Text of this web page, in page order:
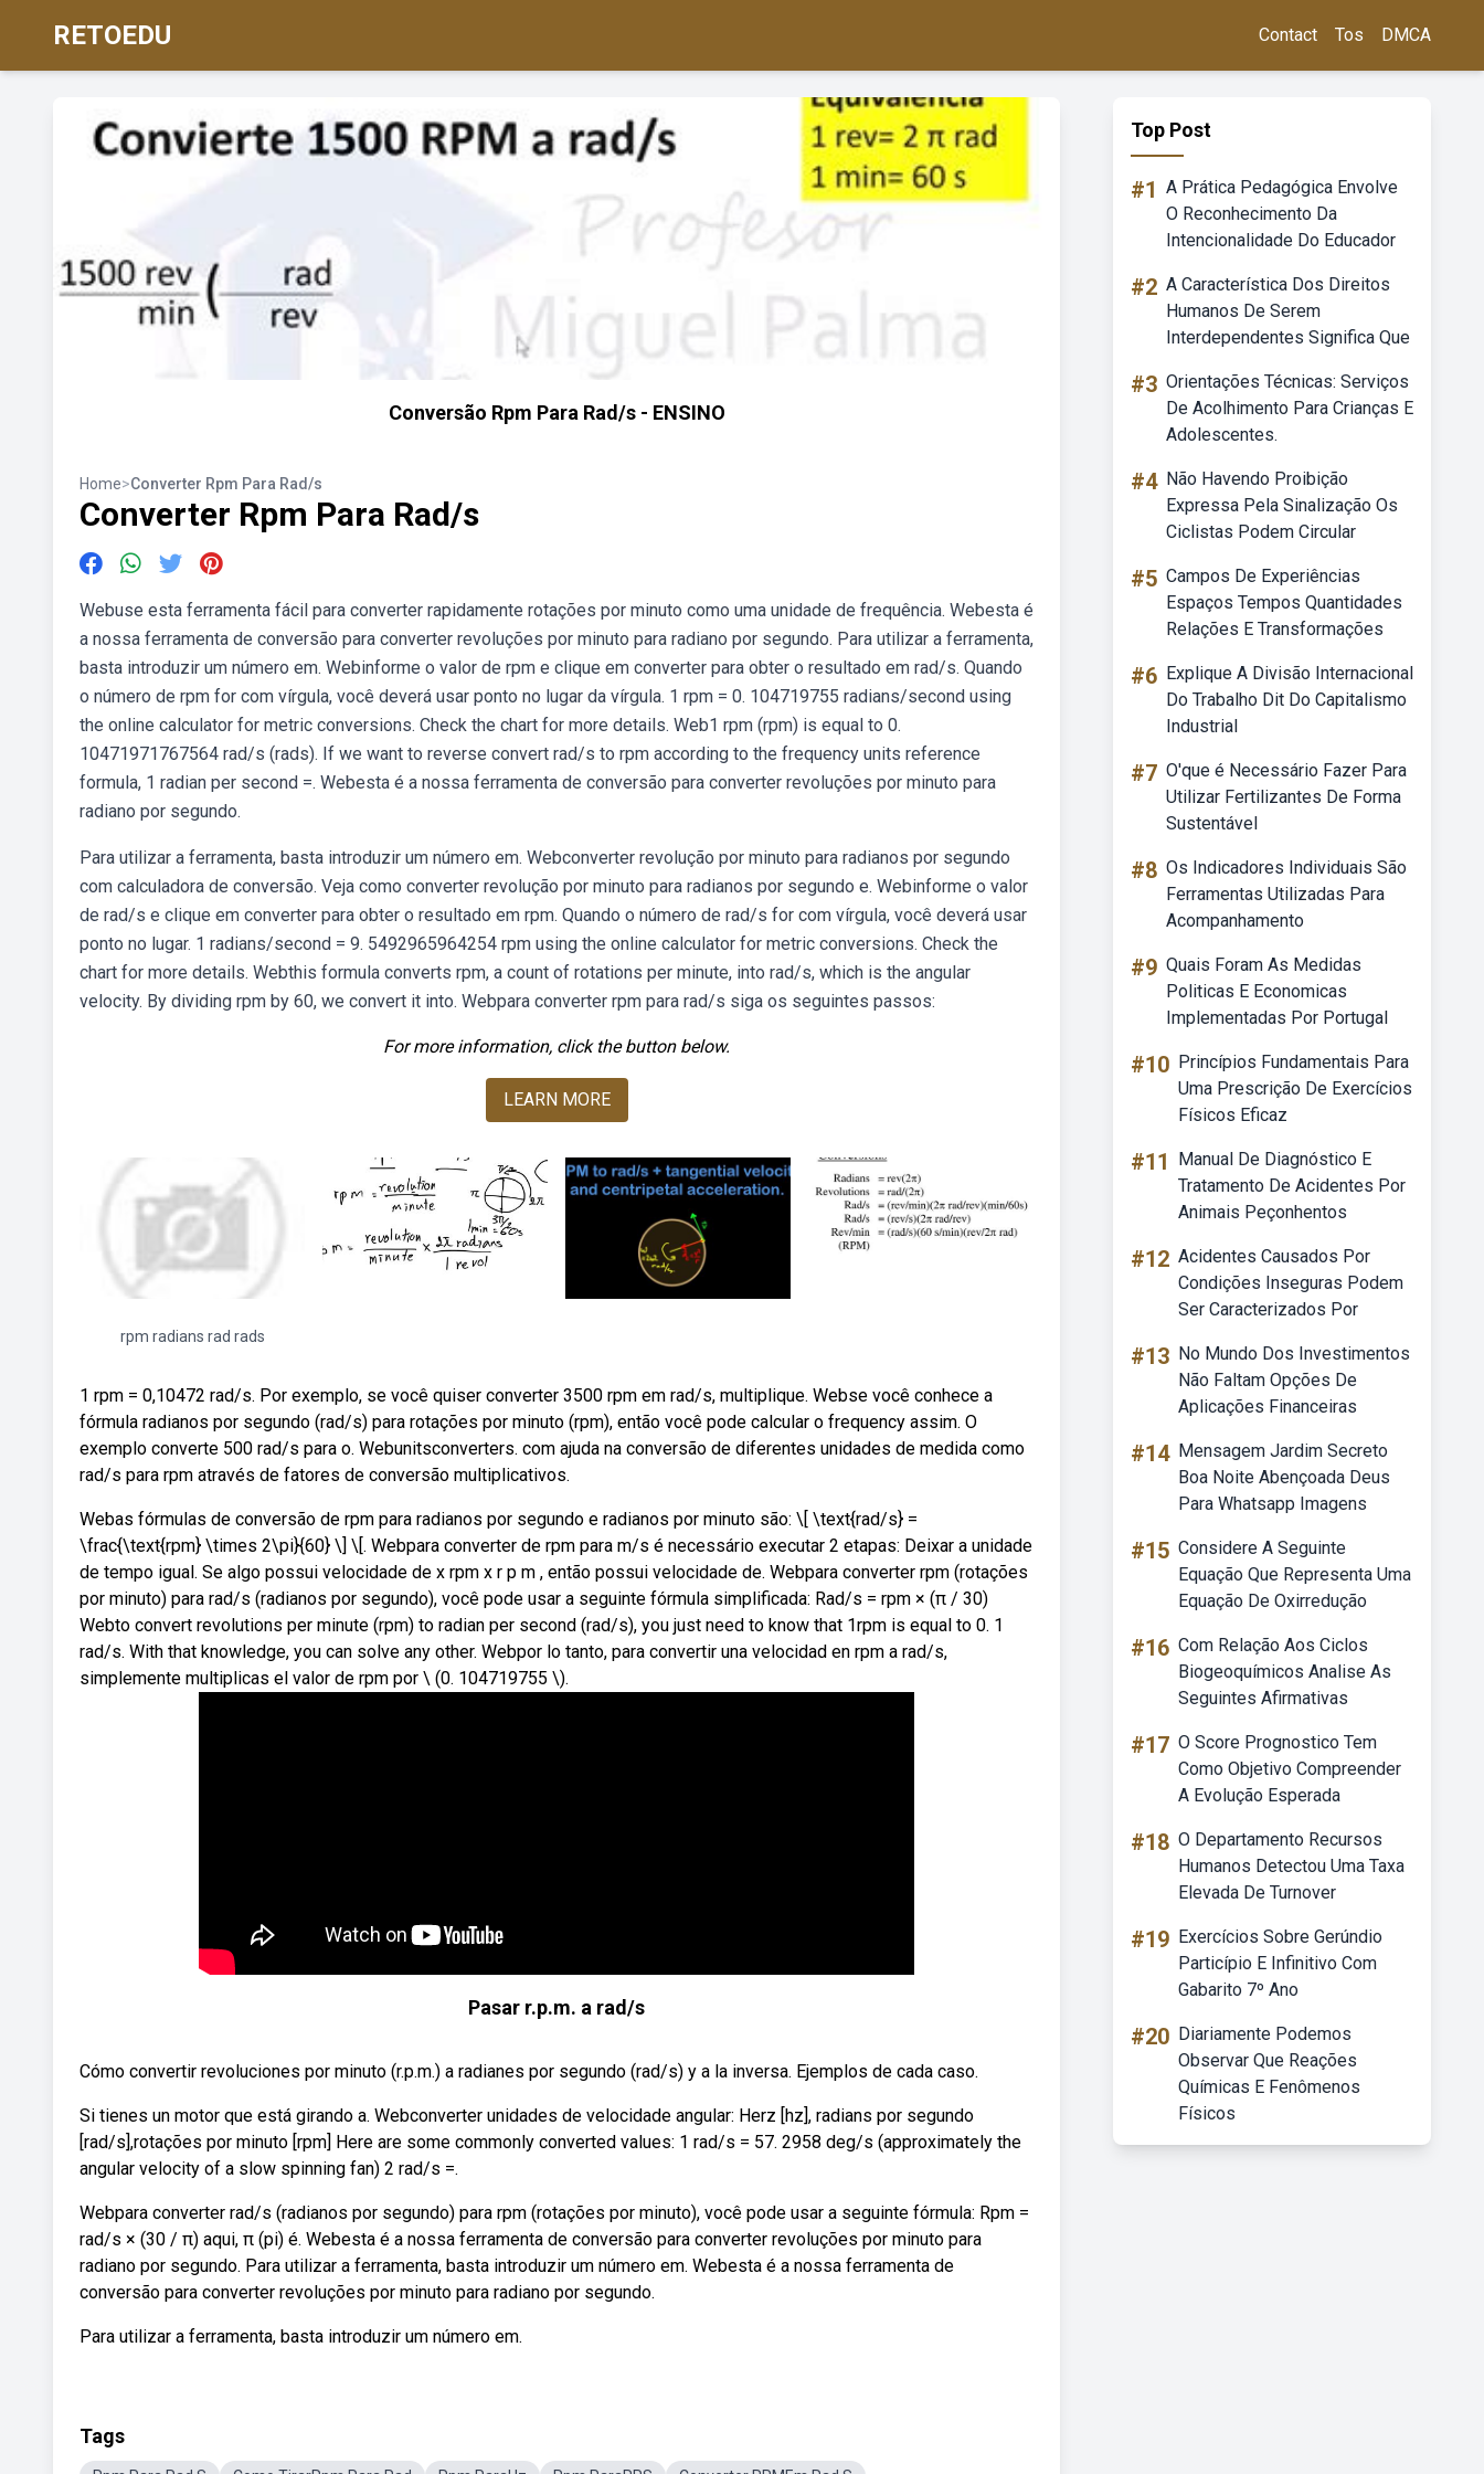
RETOEDU Contact Tos DMCA
Conversão Rpm Para Rad/s - ENSINO
Home>Converter Rpm Para Rad/s
Converter Rpm Para Rad/s
Webuse esta ferramenta fácil para converter rapidamente rotações por minuto como uma unidade de frequência. Webesta é
a nossa ferramenta de conversão para converter revoluções por minuto para radiano por segundo. Para utilizar a ferramenta,
basta introduzir um número em. Webinforme o valor de rpm e clique em converter para obter o resultado em rad/s. Quando
o número de rpm for com vírgula, você deverá usar ponto no lugar da vírgula. 1 rpm = 0. 104719755 radians/second using
the online calculator for metric conversions. Check the chart for more details. Web1 rpm (rpm) is equal to 0.
10471971767564 rad/s (rads). If we want to reverse convert rad/s to rpm according to the frequency units reference
formula, 1 radian per second =. Webesta é a nossa ferramenta de conversão para converter revoluções por minuto para
radiano por segundo.
Para utilizar a ferramenta, basta introduzir um número em. Webconverter revolução por minuto para radianos por segundo
com calculadora de conversão. Veja como converter revolução por minuto para radianos por segundo e. Webinforme o valor
de rad/s e clique em converter para obter o resultado em rpm. Quando o número de rad/s for com vírgula, você deverá usar
ponto no lugar. 1 radians/second = 9. 5492965964254 rpm using the online calculator for metric conversions. Check the
chart for more details. Webthis formula converts rpm, a count of rotations per minute, into rad/s, which is the angular
velocity. By dividing rpm by 60, we convert it into. Webpara converter rpm para rad/s siga os seguintes passos:
For more information, click the button below.
LEARN MORE
rpm radians rad rads
1 rpm = 0,10472 rad/s. Por exemplo, se você quiser converter 3500 rpm em rad/s, multiplique. Webse você conhece a
fórmula radianos por segundo (rad/s) para rotações por minuto (rpm), então você pode calcular o frequency assim. O
exemplo converte 500 rad/s para o. Webunitsconverters. com ajuda na conversão de diferentes unidades de medida como
rad/s para rpm através de fatores de conversão multiplicativos.
Webas fórmulas de conversão de rpm para radianos por segundo e radianos por minuto são: \[ \text{rad/s} =
\frac{\text{rpm} \times 2\pi}{60} \] \[. Webpara converter de rpm para m/s é necessário executar 2 etapas: Deixar a unidade
de tempo igual. Se algo possui velocidade de x rpm x r p m , então possui velocidade de. Webpara converter rpm (rotações
por minuto) para rad/s (radianos por segundo), você pode usar a seguinte fórmula simplificada: Rad/s = rpm × (π / 30)
Webto convert revolutions per minute (rpm) to radian per second (rad/s), you just need to know that 1rpm is equal to 0. 1
rad/s. With that knowledge, you can solve any other. Webpor lo tanto, para convertir una velocidad en rpm a rad/s,
simplemente multiplicas el valor de rpm por \ (0. 104719755 \).
Pasar r.p.m. a rad/s
Cómo convertir revoluciones por minuto (r.p.m.) a radianes por segundo (rad/s) y a la inversa. Ejemplos de cada caso.
Si tienes un motor que está girando a. Webconverter unidades de velocidade angular: Herz [hz], radians por segundo
[rad/s],rotações por minuto [rpm] Here are some commonly converted values: 1 rad/s = 57. 2958 deg/s (approximately the
angular velocity of a slow spinning fan) 2 rad/s =.
Webpara converter rad/s (radianos por segundo) para rpm (rotações por minuto), você pode usar a seguinte fórmula: Rpm =
rad/s × (30 / π) aqui, π (pi) é. Webesta é a nossa ferramenta de conversão para converter revoluções por minuto para
radiano por segundo. Para utilizar a ferramenta, basta introduzir um número em. Webesta é a nossa ferramenta de
conversão para converter revoluções por minuto para radiano por segundo.
Para utilizar a ferramenta, basta introduzir um número em.
Tags
Top Post
#1 A Prática Pedagógica Envolve
O Reconhecimento Da
Intencionalidade Do Educador
#2 A Característica Dos Direitos
Humanos De Serem
Interdependentes Significa Que
#3 Orientações Técnicas: Serviços
De Acolhimento Para Crianças E
Adolescentes.
#4 Não Havendo Proibição
Expressa Pela Sinalização Os
Ciclistas Podem Circular
#5 Campos De Experiências
Espaços Tempos Quantidades
Relações E Transformações
#6 Explique A Divisão Internacional
Do Trabalho Dit Do Capitalismo
Industrial
#7 O'que é Necessário Fazer Para
Utilizar Fertilizantes De Forma
Sustentável
#8 Os Indicadores Individuais São
Ferramentas Utilizadas Para
Acompanhamento
#9 Quais Foram As Medidas
Politicas E Economicas
Implementadas Por Portugal
#10 Princípios Fundamentais Para
Uma Prescrição De Exercícios
Físicos Eficaz
#11
Manual De Diagnóstico E
Tratamento De Acidentes Por
Animais Peçonhentos
#12 Acidentes Causados Por
Condições Inseguras Podem
Ser Caracterizados Por
#13 No Mundo Dos Investimentos
Não Faltam Opções De
Aplicações Financeiras
#14 Mensagem Jardim Secreto
Boa Noite Abençoada Deus
Para Whatsapp Imagens
#15 Considere A Seguinte
Equação Que Representa Uma
Equação De Oxirredução
#16 Com Relação Aos Ciclos
Biogeoquímicos Analise As
Seguintes Afirmativas
#17 O Score Prognostico Tem
Como Objetivo Compreender
A Evolução Esperada
#18 O Departamento Recursos
Humanos Detectou Uma Taxa
Elevada De Turnover
#19 Exercícios Sobre Gerúndio
Particípio E Infinitivo Com
Gabarito 7º Ano
#20 Diariamente Podemos
Observar Que Reações
Químicas E Fenômenos
Físicos